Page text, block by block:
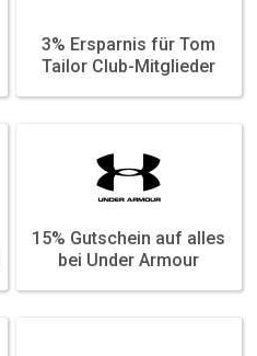
Featured
3% Ersparnis für Tom
Tailor Club-Mitglieder
Featured
15% Gutschein auf alles
bei Under Armour